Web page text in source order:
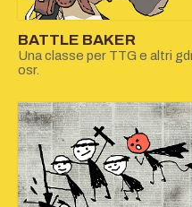
BATTLE BAKER
Una classe per TTG e altri
osr.